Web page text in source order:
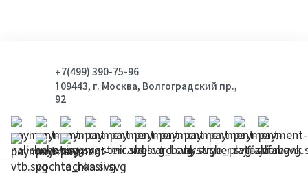
+7(499) 390-75-96
109443, г. Москва, Волгоградский пр.,
92